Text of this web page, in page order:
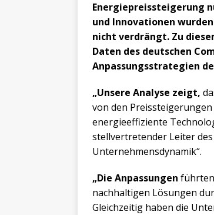
Energiepreissteigerung
und Innovationen
nicht verdrängt. Zu
Daten des deutschen
Anpassungsstrategien
„Unsere Analyse zeigt,
von den
energieeffiziente
stellvertretender Leiter
Unternehmensdynamik“.
„Die Anpassungen
nachhaltigen Lösungen
Gleichzeitig haben die